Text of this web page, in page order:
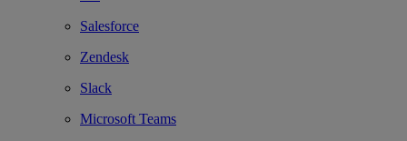
Salesforce
Zendesk
Slack
Microsoft Teams